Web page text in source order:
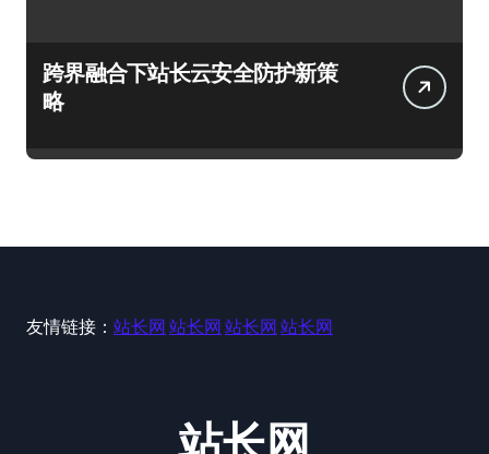
跨界融合下站长云安全防护新策
略
友情链接： 站长网 站长网 站长网 站长网
站长网